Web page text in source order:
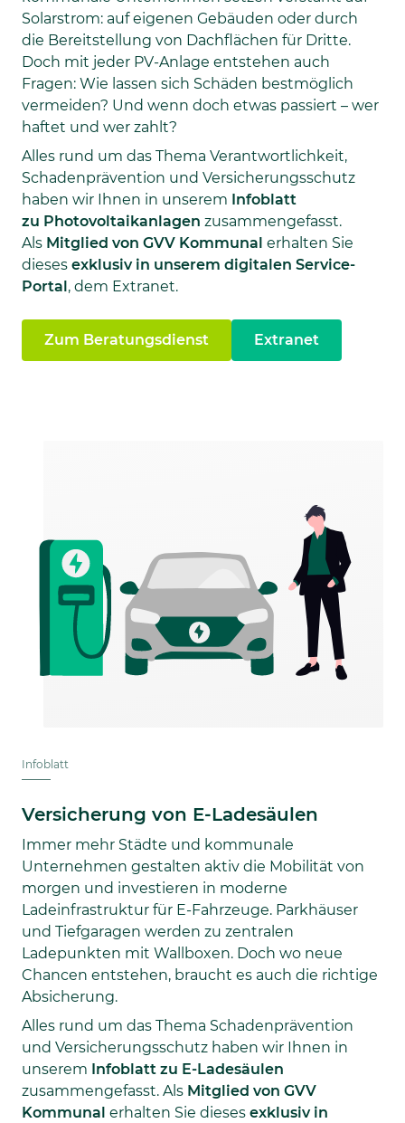
Solarstrom: auf eigenen Gebäuden oder durch
die Bereitstellung von Dachflächen für Dritte.
Doch mit jeder PV-Anlage entstehen auch
Fragen: Wie lassen sich Schäden bestmöglich
vermeiden? Und wenn doch etwas passiert – wer
haftet und wer zahlt?
Alles rund um das Thema Verantwortlichkeit,
Schadenprävention und Versicherungsschutz
haben wir Ihnen in unserem Infoblatt
zu Photovoltaikanlagen zusammengefasst.
Als Mitglied von GVV Kommunal erhalten Sie
dieses exklusiv in unserem digitalen Service-
Portal, dem Extranet.
Zum Beratungsdienst Extranet
Infoblatt
Versicherung von E-Ladesäulen
Immer mehr Städte und kommunale
Unternehmen gestalten aktiv die Mobilität von
morgen und investieren in moderne
Ladeinfrastruktur für E-Fahrzeuge. Parkhäuser
und Tiefgaragen werden zu zentralen
Ladepunkten mit Wallboxen. Doch wo neue
Chancen entstehen, braucht es auch die richtige
Absicherung.
Alles rund um das Thema Schadenprävention
und Versicherungsschutz haben wir Ihnen in
unserem Infoblatt zu E-Ladesäulen
zusammengefasst. Als Mitglied von GVV
Kommunal erhalten Sie dieses exklusiv in